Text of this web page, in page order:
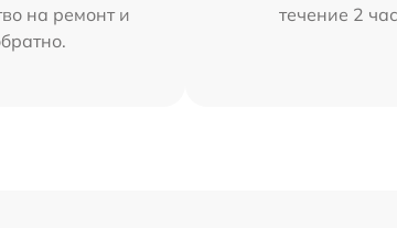
на ремонт и
течение 2